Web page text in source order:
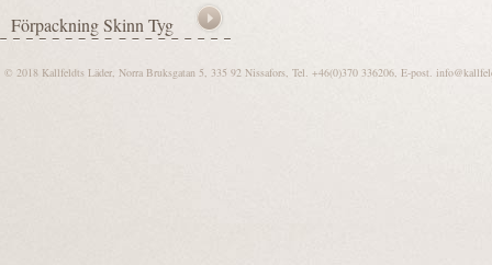
© 2018 Kallfeldts Läder, Norra Bruksgatan 5, 335 92 Nissafors, Tel. +46(0)370 336206, E-post.